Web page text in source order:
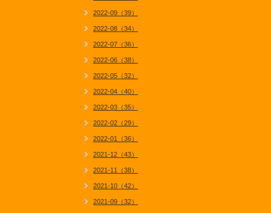
2022-09（39）
2022-08（34）
2022-07（36）
2022-06（38）
2022-05（32）
2022-04（40）
2022-03（35）
2022-02（29）
2022-01（36）
2021-12（43）
2021-11（38）
2021-10（42）
2021-09（32）